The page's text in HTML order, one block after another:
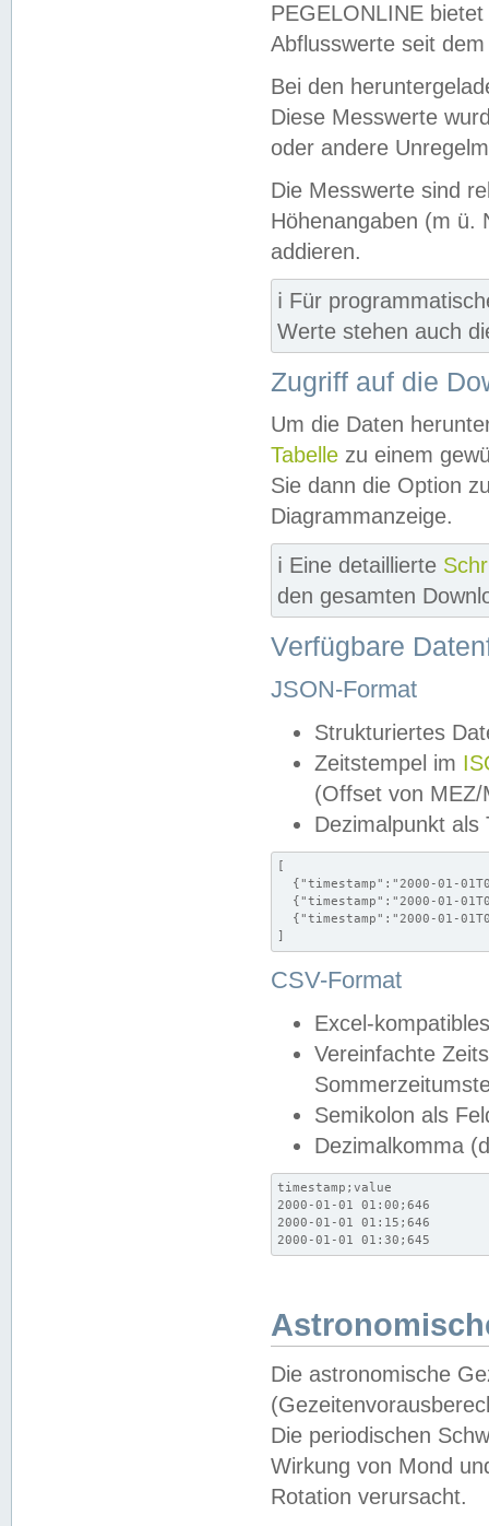
PEGELONLINE
Abflusswerte seit
Bei den
Diese Messwerte
oder andere
Die Messwerte sind
Höhenangaben (m ü.
addieren.
ℹ️ Für
Werte stehen auch
Zugriff auf die
Um die Daten
Tabelle zu einem
Sie dann die Option
Diagrammanzeige.
ℹ️ Eine detaillierte
den gesamten
Verfügbare
JSON-Format
Strukturiertes
Zeitstempel im
(Offset von MEZ/
Dezimalpunkt als
[
{"timestamp":"2000-01-
{"timestamp":"2000-01-
{"timestamp":"2000-01-
]
CSV-Format
Excel-
Vereinfachte
Semikolon als
Dezimalkomma
timestamp;value
2000-01-01 01:00;646
2000-01-01 01:15;646
2000-01-01 01:30;645
Die astronomische
Die periodischen
Wirkung von Mond
Rotation verursacht.